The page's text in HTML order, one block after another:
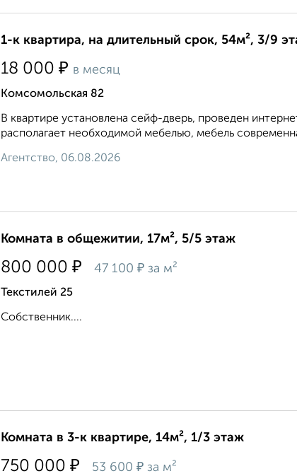
1-к квартира, на длительный срок, 54м², 3/9
18 000 ₽ в месяц
Комсомольская 82
В квартире установлена сейф-дверь, проведен
располагает необходимой мебелью, мебель
Агентство, 06.08.2026
Комната в общежитии, 17м², 5/5 этаж
800 000 ₽ 47 100 ₽ за м²
Текстилей 25
Собственник....
Комната в 3-к квартире, 14м², 1/3 этаж
750 000 ₽ 53 600 ₽ за м²